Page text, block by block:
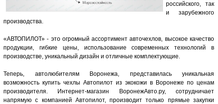
российского, так
и зарубежного
производства.
«АВТОПИЛОТ» - это огромный ассортимент авточехлов, высокое качество
продукции, гибкие цены, использование современных технологий в
производстве, уникальный дизайн и отличные комплектующие.
Теперь, автолюбителям Воронежа, представилась уникальная
возможность купить чехлы Автопилот из экокожи в Воронеже по ценам
производителя. Интернет-магазин ВоронежАвто.ру, сотрудничает
напрямую с компанией Автопилот, производит только прямые закупки